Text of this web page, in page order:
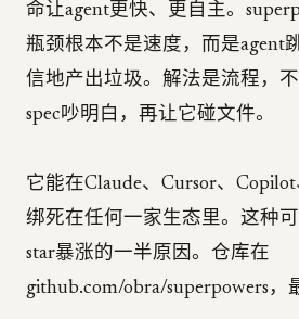
命让agent更快、更自主。
瓶颈根本不是速度，而是agent
信地产出垃圾。解法是流程，
spec吵明白，再让它碰文件。
它能在Claude、Cursor、
绑死在任何一家生态里。这种
star暴涨的一半原因。仓库在
github.com/obra/superpowers，